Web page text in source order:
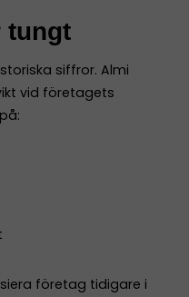
tungt
siffror. Almi
vid företagets
företag tidigare i